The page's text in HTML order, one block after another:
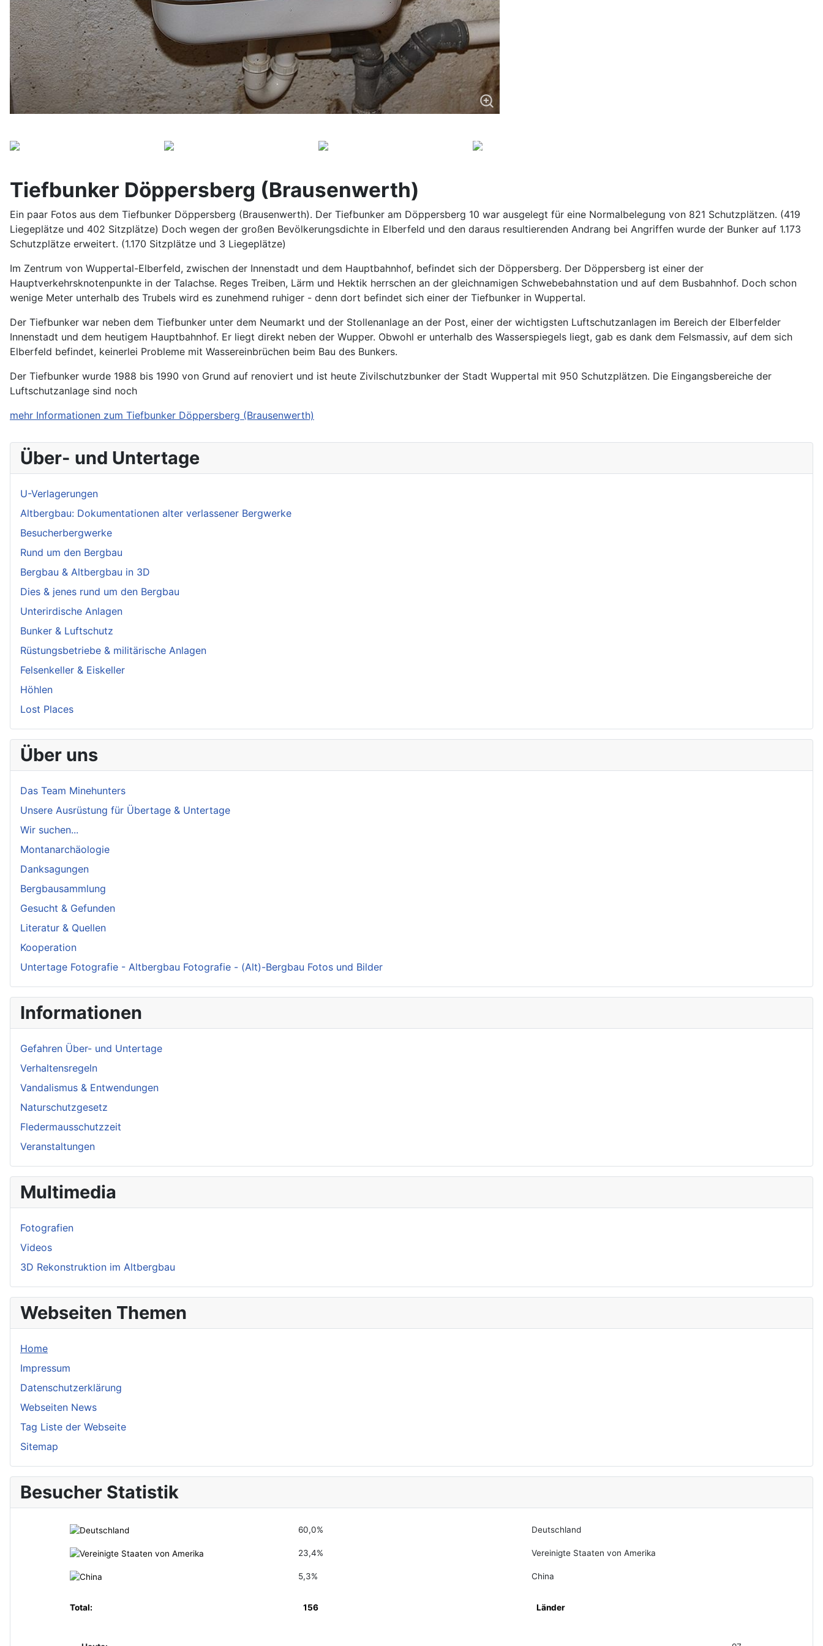
Tiefbunker Döppersberg (Brausenwerth)
Ein paar Fotos aus dem Tiefbunker Döppersberg (Brausenwerth). Der Tiefbunker am Döppersberg 10 war ausgelegt für eine Normalbelegung von 821 Schutzplätzen. (419
Liegeplätze und 402 Sitzplätze) Doch wegen der großen Bevölkerungsdichte in Elberfeld und den daraus resultierenden Andrang bei Angriffen wurde der Bunker auf 1.173
Schutzplätze erweitert. (1.170 Sitzplätze und 3 Liegeplätze)
Im Zentrum von Wuppertal-Elberfeld, zwischen der Innenstadt und dem Hauptbahnhof, befindet sich der Döppersberg. Der Döppersberg ist einer der
Hauptverkehrsknotenpunkte in der Talachse. Reges Treiben, Lärm und Hektik herrschen an der gleichnamigen Schwebebahnstation und auf dem Busbahnhof. Doch schon
wenige Meter unterhalb des Trubels wird es zunehmend ruhiger - denn dort befindet sich einer der Tiefbunker in Wuppertal.
Der Tiefbunker war neben dem Tiefbunker unter dem Neumarkt und der Stollenanlage an der Post, einer der wichtigsten Luftschutzanlagen im Bereich der Elberfelder
Innenstadt und dem heutigem Hauptbahnhof. Er liegt direkt neben der Wupper. Obwohl er unterhalb des Wasserspiegels liegt, gab es dank dem Felsmassiv, auf dem sich
Elberfeld befindet, keinerlei Probleme mit Wassereinbrüchen beim Bau des Bunkers.
Der Tiefbunker wurde 1988 bis 1990 von Grund auf renoviert und ist heute Zivilschutzbunker der Stadt Wuppertal mit 950 Schutzplätzen. Die Eingangsbereiche der
Luftschutzanlage sind noch
mehr Informationen zum Tiefbunker Döppersberg (Brausenwerth)
Über- und Untertage
U-Verlagerungen
Altbergbau: Dokumentationen alter verlassener Bergwerke
Besucherbergwerke
Rund um den Bergbau
Bergbau & Altbergbau in 3D
Dies & jenes rund um den Bergbau
Unterirdische Anlagen
Bunker & Luftschutz
Rüstungsbetriebe & militärische Anlagen
Felsenkeller & Eiskeller
Höhlen
Lost Places
Über uns
Das Team Minehunters
Unsere Ausrüstung für Übertage & Untertage
Wir suchen...
Montanarchäologie
Danksagungen
Bergbausammlung
Gesucht & Gefunden
Literatur & Quellen
Kooperation
Untertage Fotografie - Altbergbau Fotografie - (Alt)-Bergbau Fotos und Bilder
Informationen
Gefahren Über- und Untertage
Verhaltensregeln
Vandalismus & Entwendungen
Naturschutzgesetz
Fledermausschutzzeit
Veranstaltungen
Multimedia
Fotografien
Videos
3D Rekonstruktion im Altbergbau
Webseiten Themen
Home
Impressum
Datenschutzerklärung
Webseiten News
Tag Liste der Webseite
Sitemap
Besucher Statistik
60,0% Deutschland
23,4% Vereinigte Staaten von Amerika
5,3% China
Total: 156 Länder